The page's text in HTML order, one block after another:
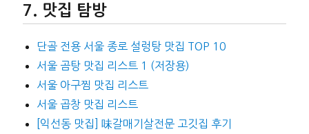
맛집 탐방
단골 전용 서울 종로 설렁탕 맛집 TOP 10
서울 곰탕 맛집 리스트 1 (저장용)
서울 아구찜 맛집 리스트
서울 곱창 맛집 리스트
[익선동 맛집] 味갈매기살전문 고깃집 후기